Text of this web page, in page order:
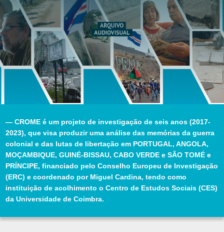
— CROME é um projeto de investigação de seis anos (2017-
2023), que visa produzir uma análise das memórias da guerra
colonial e das lutas de libertação em PORTUGAL, ANGOLA,
MOÇAMBIQUE, GUINÉ-BISSAU, CABO VERDE e SÃO TOMÉ e
PRÍNCIPE, financiado pelo Conselho Europeu de Investigação
(ERC) e coordenado por Miguel Cardina, tendo como
instituição de acolhimento o Centro de Estudos Sociais (CES)
da Universidade de Coimbra.